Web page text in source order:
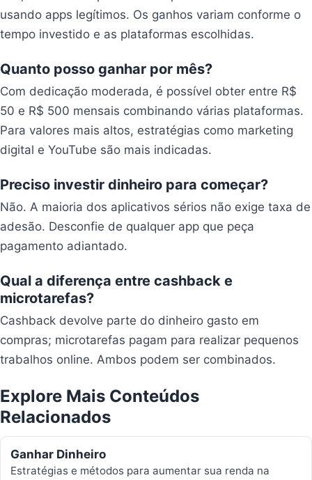
usando apps legítimos. Os ganhos variam conforme o
tempo investido e as plataformas escolhidas.
Quanto posso ganhar por mês?
Com dedicação moderada, é possível obter entre R$
50 e R$ 500 mensais combinando várias plataformas.
Para valores mais altos, estratégias como marketing
digital e YouTube são mais indicadas.
Preciso investir dinheiro para começar?
Não. A maioria dos aplicativos sérios não exige taxa de
adesão. Desconfie de qualquer app que peça
pagamento adiantado.
Qual a diferença entre cashback e
microtarefas?
Cashback devolve parte do dinheiro gasto em
compras; microtarefas pagam para realizar pequenos
trabalhos online. Ambos podem ser combinados.
Explore Mais Conteúdos
Relacionados
Ganhar Dinheiro
Estratégias e métodos para aumentar sua renda na